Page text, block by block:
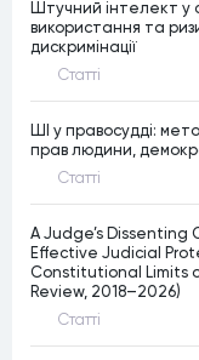
Штучний інтелект у
використання та
дискримінації
Статтi
ШІ у правосудді:
прав людини,
Статтi
A Judge’s Dissenting
Effective Judicial
Constitutional Limits
Review, 2018–2026)
Статтi